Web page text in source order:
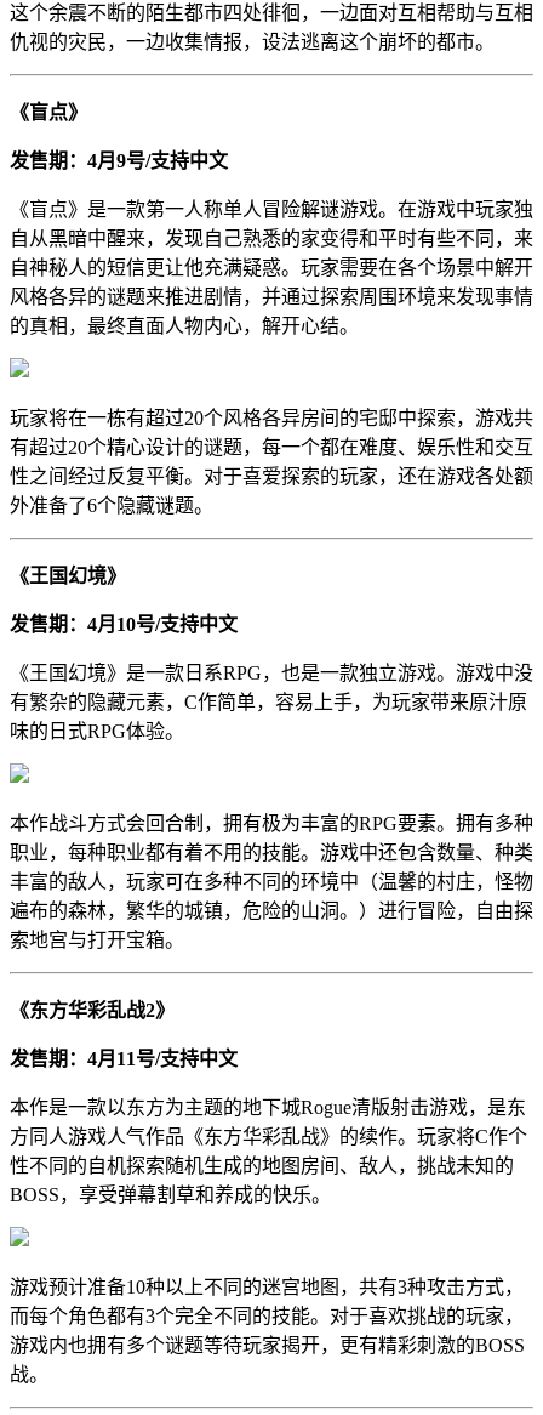
这个余震不断的陌生都市四处徘徊，一边面对互相帮助与互相
仇视的灾民，一边收集情报，设法逃离这个崩坏的都市。
《盲点》
发售期：4月9号/支持中文
《盲点》是一款第一人称单人冒险解谜游戏。在游戏中玩家独
自从黑暗中醒来，发现自己熟悉的家变得和平时有些不同，来
自神秘人的短信更让他充满疑惑。玩家需要在各个场景中解开
风格各异的谜题来推进剧情，并通过探索周围环境来发现事情
的真相，最终直面人物内心，解开心结。
玩家将在一栋有超过20个风格各异房间的宅邸中探索，游戏共
有超过20个精心设计的谜题，每一个都在难度、娱乐性和交互
性之间经过反复平衡。对于喜爱探索的玩家，还在游戏各处额
外准备了6个隐藏谜题。
《王国幻境》
发售期：4月10号/支持中文
《王国幻境》是一款日系RPG，也是一款独立游戏。游戏中没
有繁杂的隐藏元素，C作简单，容易上手，为玩家带来原汁原
味的日式RPG体验。
本作战斗方式会回合制，拥有极为丰富的RPG要素。拥有多种
职业，每种职业都有着不用的技能。游戏中还包含数量、种类
丰富的敌人，玩家可在多种不同的环境中（温馨的村庄，怪物
遍布的森林，繁华的城镇，危险的山洞。）进行冒险，自由探
索地宫与打开宝箱。
《东方华彩乱战2》
发售期：4月11号/支持中文
本作是一款以东方为主题的地下城Rogue清版射击游戏，是东
方同人游戏人气作品《东方华彩乱战》的续作。玩家将C作个
性不同的自机探索随机生成的地图房间、敌人，挑战未知的
BOSS，享受弹幕割草和养成的快乐。
游戏预计准备10种以上不同的迷宫地图，共有3种攻击方式，
而每个角色都有3个完全不同的技能。对于喜欢挑战的玩家，
游戏内也拥有多个谜题等待玩家揭开，更有精彩刺激的BOSS
战。